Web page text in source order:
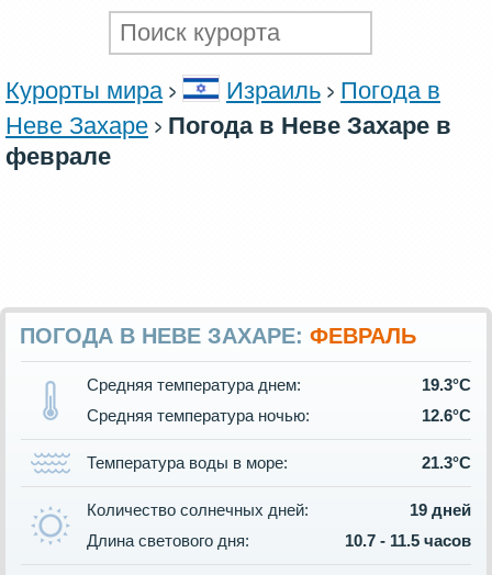
Курорты мира Израиль
Погода в
Неве Захаре
Погода в Неве Захаре в
феврале
ПОГОДА В НЕВЕ ЗАХАРЕ: ФЕВРАЛЬ
Средняя температура днем:
19.3°C
Средняя температура ночью:
12.6°C
Температура воды в море: 21.3°C
Количество солнечных дней:
19 дней
Длина светового дня:
10.7 - 11.5 часов